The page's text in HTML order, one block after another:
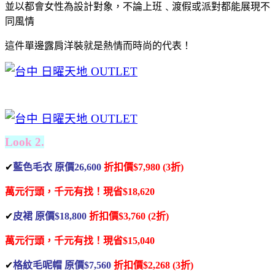
並以都會女性為設計對象，不論上班﹑渡假或派對都能展現不
同風情
這件單邊露肩洋裝就是熱情而時尚的代表！
Look 2.
✔藍色毛衣 原價26,600 折扣價$7,980 (3折)
萬元行頭，千元有找！ 現省$18,620
✔皮裙 原價$18,800 折扣價$3,760 (2折)
萬元行頭，千元有找！ 現省$15,040
✔格紋毛呢帽 原價$7,560 折扣價$2,268 (3折)